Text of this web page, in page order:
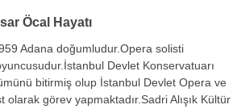
Öcal Hayatı
Adana doğumludur.Opera solisti
Devlet Konservatuarı
bitirmiş olup İstanbul Devlet Opera ve
olarak görev yapmaktadır.Sadri Alışık Kültür